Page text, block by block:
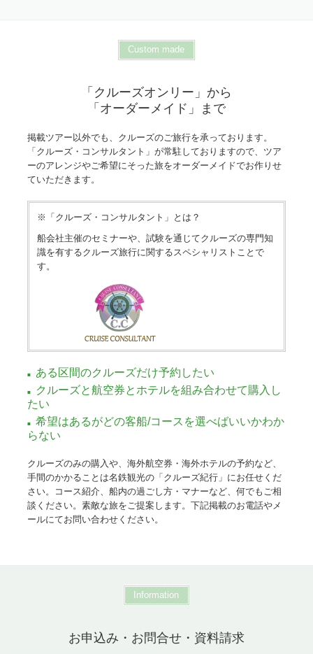
Custom made
「クルーズオンリー」から
「オーダーメイド」まで
掲載ツアー以外でも、クルーズのご旅行を承っております。
「クルーズ・コンサルタント」が常駐しておりますので、ツア
ーのアレンジやご希望にそった旅をオーダーメイドでお作りせ
ていただきます。
※「クルーズ・コンサルタント」とは？
船会社主催のセミナーや、試験を通じてクルーズの専門知
識を有するクルーズ旅行に関するスペシャリストことで
す。
ある区間のクルーズだけ予約したい
クルーズと航空券とホテルを組み合わせて購入し
たい
希望はあるがどの客船/コースを選べばいいかわか
らない
クルーズのみの購入や、海外航空券・海外ホテルの予約など、
手間のかかることは名鉄観光の「クルーズ紀行」にお任せくだ
さい。コース紹介、船内の過ごし方・マナーなど、何でもご相
談ください。素敵な旅をご提案します。下記掲載のお電話やメ
ールにてお問い合わせください。
Information
お申込み・お問合せ・資料請求